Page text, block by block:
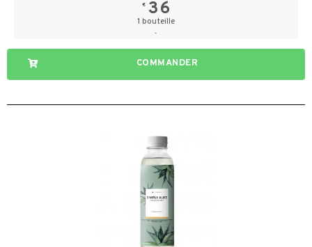
€ 36
1 bouteille
-
COMMANDER